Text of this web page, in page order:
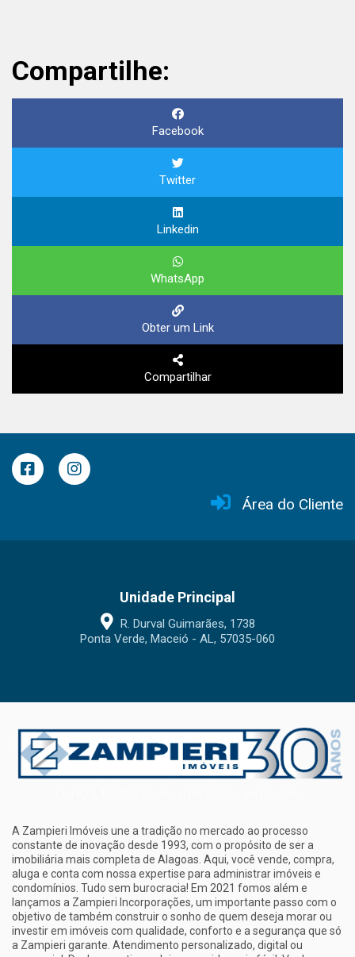
Compartilhe:
Facebook
Twitter
Linkedin
WhatsApp
Obter um Link
Compartilhar
Área do Cliente
Unidade Principal
R. Durval Guimarães, 1738
Ponta Verde, Maceió - AL, 57035-060
A Zampieri Imóveis une a tradição no mercado ao processo
constante de inovação desde 1993, com o propósito de ser a
imobiliária mais completa de Alagoas. Aqui, você vende, compra,
aluga e conta com nossa expertise para administrar imóveis e
condomínios. Tudo sem burocracia! Em 2021 fomos além e
lançamos a Zampieri Incorporações, um importante passo com o
objetivo de também construir o sonho de quem deseja morar ou
investir em imóveis com qualidade, conforto e a segurança que só
a Zampieri garante. Atendimento personalizado, digital ou